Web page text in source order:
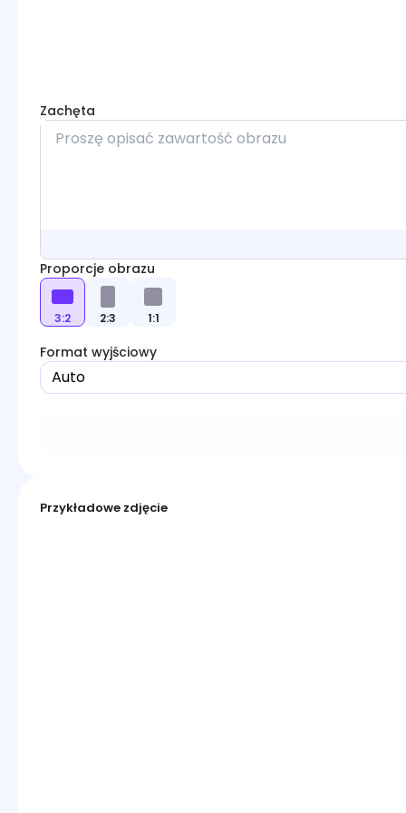
Zachęta
Proporcje obrazu
3:2 2:3 1:1
Format wyjściowy
Auto
Przykładowe zdjęcie